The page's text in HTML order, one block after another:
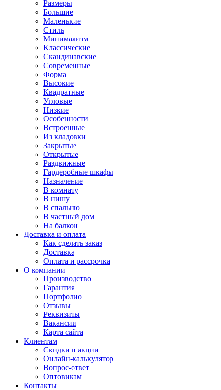
Размеры
Большие
Маленькие
Стиль
Минимализм
Классические
Скандинавские
Современные
Форма
Высокие
Квадратные
Угловые
Низкие
Особенности
Встроенные
Из кладовки
Закрытые
Открытые
Раздвижные
Гардеробные шкафы
Назначение
В комнату
В нишу
В спальню
В частный дом
На балкон
Доставка и оплата
Как сделать заказ
Доставка
Оплата и рассрочка
О компании
Производство
Гарантия
Портфолио
Отзывы
Реквизиты
Вакансии
Карта сайта
Клиентам
Скидки и акции
Онлайн-калькулятор
Вопрос-ответ
Оптовикам
Контакты